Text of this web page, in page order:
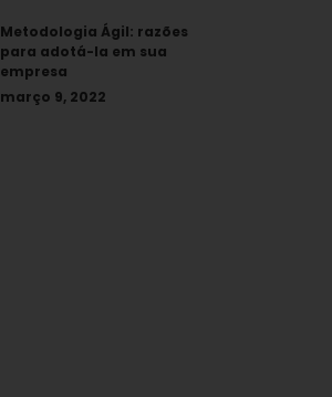
Metodologia Ágil: razões
para adotá-la em sua
empresa
março 9, 2022